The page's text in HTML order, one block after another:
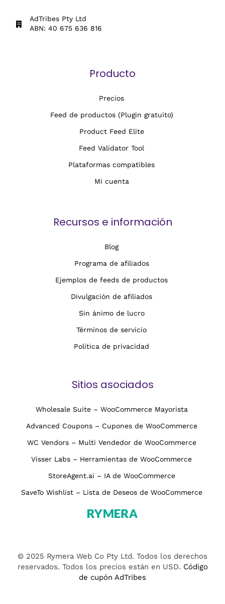
AdTribes Pty Ltd
ABN: 40 675 636 816
Producto
Precios
Feed de productos (Plugin gratuito)
Product Feed Elite
Feed Validator Tool
Plataformas compatibles
Mi cuenta
Recursos e información
Blog
Programa de afiliados
Ejemplos de feeds de productos
Divulgación de afiliados
Sin ánimo de lucro
Términos de servicio
Política de privacidad
Sitios asociados
Wholesale Suite – WooCommerce Mayorista
Advanced Coupons – Cupones de WooCommerce
WC Vendors – Multi Vendedor de WooCommerce
Visser Labs – Herramientas de WooCommerce
StoreAgent.ai – IA de WooCommerce
SaveTo Wishlist – Lista de Deseos de WooCommerce
© 2025 Rymera Web Co Pty Ltd. Todos los derechos
reservados. Todos los precios están en USD. Código
de cupón AdTribes